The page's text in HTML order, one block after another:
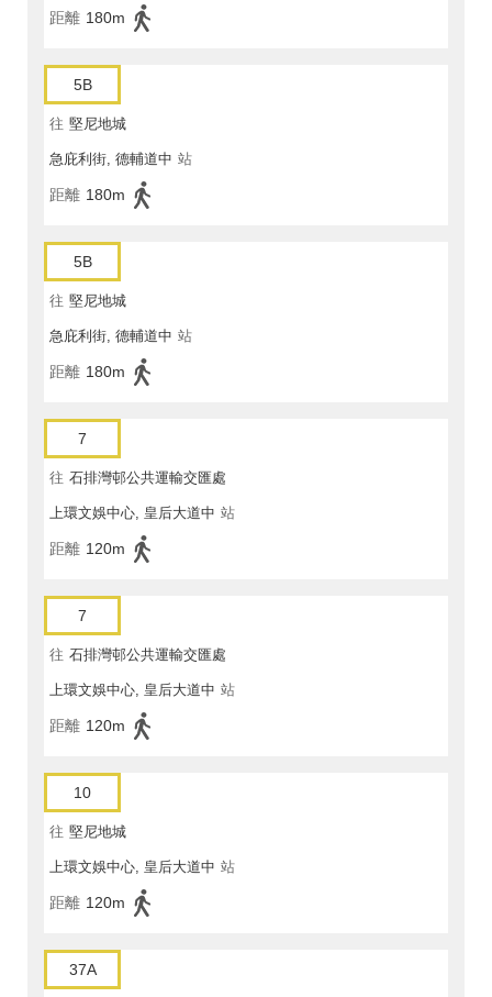
距離 180m
5B
往 堅尼地城
急庇利街, 德輔道中 站
距離 180m
5B
往 堅尼地城
急庇利街, 德輔道中 站
距離 180m
7
往 石排灣邨公共運輸交匯處
上環文娛中心, 皇后大道中 站
距離 120m
7
往 石排灣邨公共運輸交匯處
上環文娛中心, 皇后大道中 站
距離 120m
10
往 堅尼地城
上環文娛中心, 皇后大道中 站
距離 120m
37A